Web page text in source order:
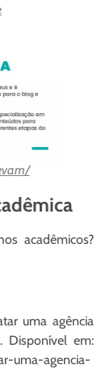
acadêmicos?
uma agência
Disponível em:
uma-agencia-